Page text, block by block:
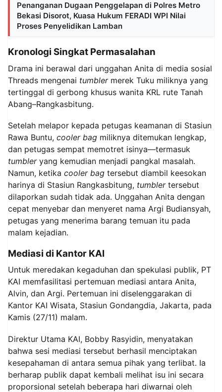
Penanganan Dugaan Penggelapan di Polres Metro
Bekasi Disorot, Kuasa Hukum FERADI WPI Nilai
Proses Penyelidikan Lamban
Kronologi Singkat Permasalahan
Drama ini berawal dari unggahan Anita di media sosial
Threads mengenai tumblermerek Tuku miliknya yang
tertinggal di gerbong khusus wanita KRL rute Tanah
Abang–Rangkasbitung.
Setelah melapor kepada petugas keamanan di Stasiun
Rawa Buntu, cooler bag miliknya ditemukan lengkap,
dan petugas sempat memotret isinya—termasuk
tumbleryang kemudian menjadi pangkal masalah.
Namun, ketika cooler bag tersebut diambil keesokan
harinya di Stasiun Rangkasbitung, tumblertersebut
dilaporkan sudah tidak ada. Unggahan Anita dengan
cepat menyebar dan menyeret nama Argi Budiansyah,
petugas yang menerima barang temuan itu pada
malam kejadian.
Mediasi di Kantor KAI
Untuk meredakan kegaduhan dan spekulasi publik, PT
KAI memfasilitasi pertemuan mediasi antara Anita,
Alvin, dan Argi. Pertemuan ini diselenggarakan di
Kantor KAI Wisata, Stasiun Gondangdia, Jakarta, pada
Kamis (27/11) malam.
Direktur Utama KAI, Bobby Rasyidin, menyatakan
bahwa sesi mediasi tersebut berhasil menciptakan
kesepahaman di antara semua pihak yang terlibat. Ia
berharap publik dapat kembali melihat isu ini secara
proporsional setelah beberapa hari diwarnai oleh